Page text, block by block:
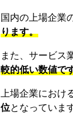
国内の上場企業
ります。
また、サービス
較的低い数値で
上場企業におけ
位となっています